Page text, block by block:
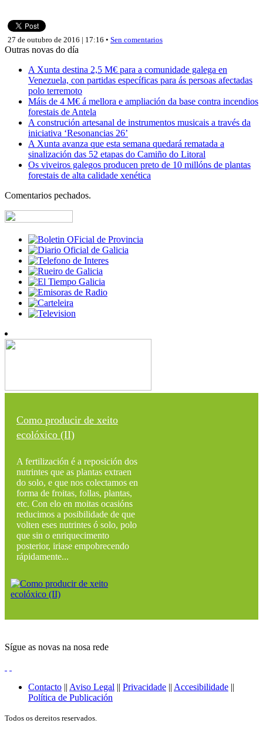
27 de outubro de 2016 | 17:16 • Sen comentarios
Outras novas do día
A Xunta destina 2,5 M€ para a comunidade galega en
Venezuela, con partidas específicas para ás persoas afectadas
polo terremoto
Máis de 4 M€ á mellora e ampliación da base contra incendios
forestais de Antela
A construción artesanal de instrumentos musicais a través da
iniciativa ‘Resonancias 26’
A Xunta avanza que esta semana quedará rematada a
sinalización das 52 etapas do Camiño do Litoral
Os viveiros galegos producen preto de 10 millóns de plantas
forestais de alta calidade xenética
Comentarios pechados.
Como producir de xeito
ecolóxico (II)
A fertilización é a reposición dos
nutrintes que as plantas extraen
do solo, e que nos colectamos en
forma de froitas, follas, plantas,
etc. Con elo en moitas ocasións
reducimos a posibilidade de que
volten eses nutrintes ó solo, polo
que sin o enriquecimento
posterior, iriase empobrecendo
rápidamente...
Sígue as novas na nosa rede
Contacto || Aviso Legal || Privacidade || Accesibilidade ||
Política de Publicación
Todos os dereitos reservados.